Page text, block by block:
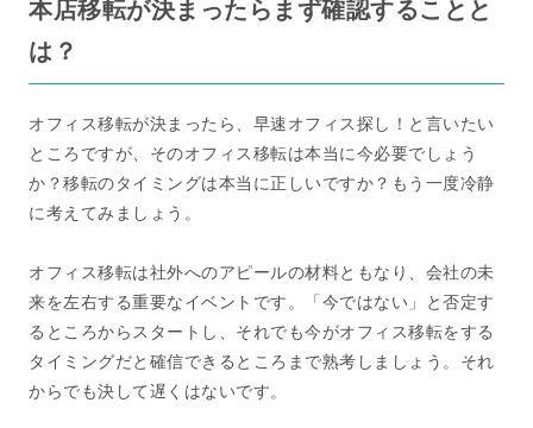
本店移転が決まったらまず確認することと
は？
オフィス移転が決まったら、早速オフィス探し！と言いたい
ところですが、そのオフィス移転は本当に今必要でしょう
か？移転のタイミングは本当に正しいですか？もう一度冷静
に考えてみましょう。
オフィス移転は社外へのアピールの材料ともなり、会社の未
来を左右する重要なイベントです。「今ではない」と否定す
るところからスタートし、それでも今がオフィス移転をする
タイミングだと確信できるところまで熟考しましょう。それ
からでも決して遅くはないです。